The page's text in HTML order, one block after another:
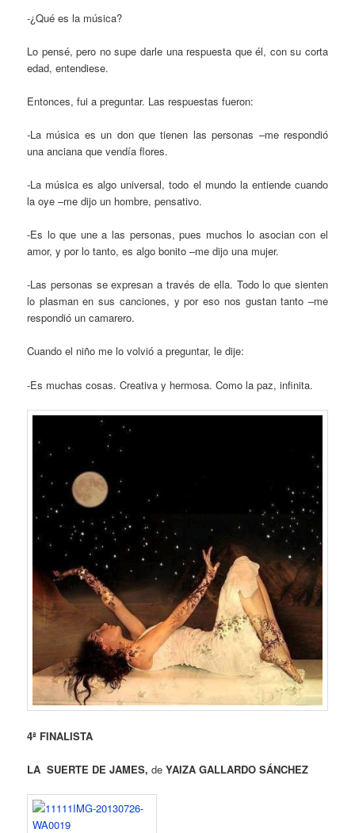
-¿Qué es la música?
Lo pensé, pero no supe darle una respuesta que él, con su corta
edad, entendiese.
Entonces, fui a preguntar. Las respuestas fueron:
-La música es un don que tienen las personas –me respondió
una anciana que vendía flores.
-La música es algo universal, todo el mundo la entiende cuando
la oye –me dijo un hombre, pensativo.
-Es lo que une a las personas, pues muchos lo asocian con el
amor, y por lo tanto, es algo bonito –me dijo una mujer.
-Las personas se expresan a través de ella. Todo lo que sienten
lo plasman en sus canciones, y por eso nos gustan tanto –me
respondió un camarero.
Cuando el niño me lo volvió a preguntar, le dije:
-Es muchas cosas. Creativa y hermosa. Como la paz, infinita.
4ª FINALISTA
LA SUERTE DE JAMES, de YAIZA GALLARDO SÁNCHEZ